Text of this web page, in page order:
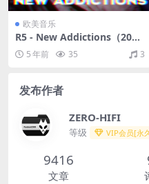
欧美音乐
R5 - New Addictions（201
7/FLAC/EP分轨/115M）
5 年前 35 3
发布作者
ZERO-HIFI
等级 VIP会员[永
9416
文章